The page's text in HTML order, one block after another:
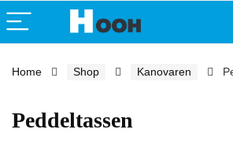
Home Shop Kanovaren
Peddeltassen